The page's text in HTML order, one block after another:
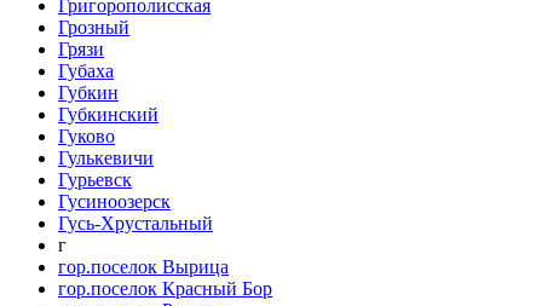
Григорополисская
Грозный
Грязи
Губаха
Губкин
Губкинский
Гуково
Гулькевичи
Гурьевск
Гусиноозерск
Гусь-Хрустальный
г
гор.поселок Вырица
гор.поселок Красный Бор